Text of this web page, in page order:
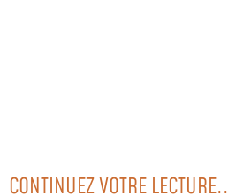
CONTINUEZ VOTRE LECTURE..